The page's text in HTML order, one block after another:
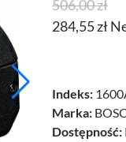
Cena
506,00 zł
284,55 zł
Indeks:
Marka:
Dostępność: